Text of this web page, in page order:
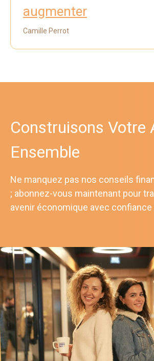
augmenter
Camille Perrot
Construisons Votre
Ensemble
Ne manquez pas nos conseils
; abonnez-vous maintenant pour
avenir économique avec confiance